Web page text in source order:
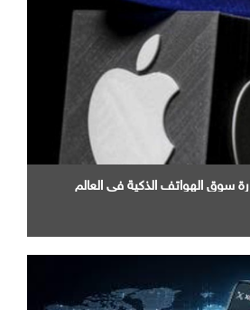
سوق الهواتف الذكية في العالم